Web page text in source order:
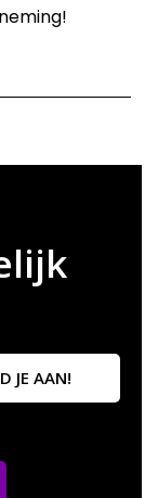
JE AAN!